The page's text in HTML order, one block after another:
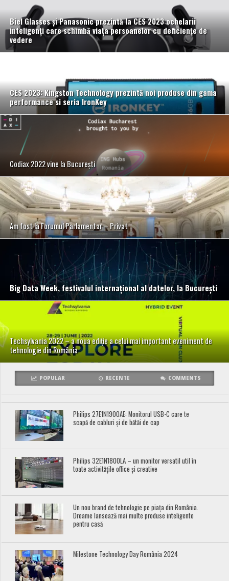
Biel Glasses și Panasonic prezintă la CES 2023 ochelarii
inteligenți care schimbă viața persoanelorcu deficiențe de
vedere
CES 2023: Kingston Technology prezintă noi produse din gama
performance si seria IronKey
Codiax 2022 vine la București
Am fost la Forumul Parlamentar – Privat
Big Data Week, festivalul internațional al datelor, la București
Techsylvania 2022 – a noua ediție a celui mai important eveniment de
tehnologie din România
POPULAR RECENTE COMMENTS
Philips 27E1N1900AE: Monitorul USB-C care te
scapă de cabluri și de bătăi de cap
Philips 32E1N1800LA – un monitor versatil util în
toate activitățile office și creative
Un nou brand de tehnologie pe piața din România.
Dreame lansează mai multe produse inteligente
pentru casă
Milestone Technology Day România 2024